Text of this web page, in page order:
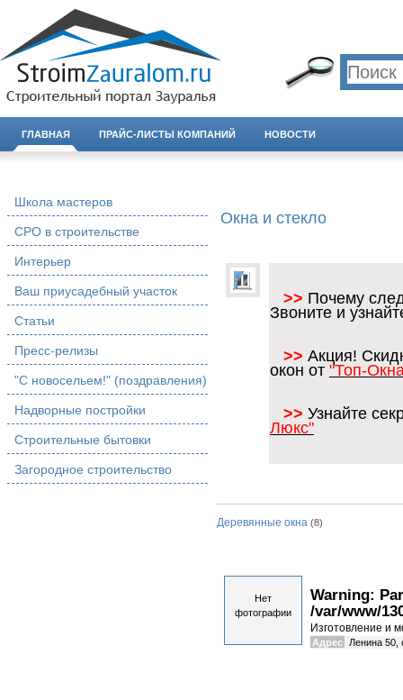
ГЛАВНАЯ ПРАЙС-ЛИСТЫ КОМПАНИЙ НОВОСТИ
Школа мастеров
СРО в строительстве
Интерьер
Ваш приусадебный участок
Статьи
Пресс-релизы
"С новосельем!" (поздравления)
Надворные постройки
Строительные бытовки
Загородное строительство
Окна и стекло
>> Почему
Звоните и
>> Акция!
окон от "Топ-
>> Узнайте
Люкс"
Деревянные окна (8)
Нет
фотографии
Warning:
/var/www/
Изготовление и
Адрес Ленина 50,